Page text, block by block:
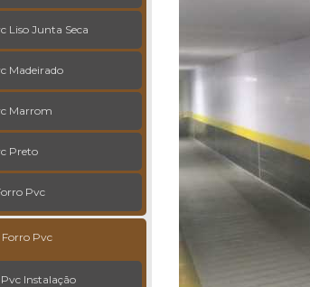
Liso Junta Seca
Madeirado
Marrom
Preto
Pvc
Forro Pvc
Instalação